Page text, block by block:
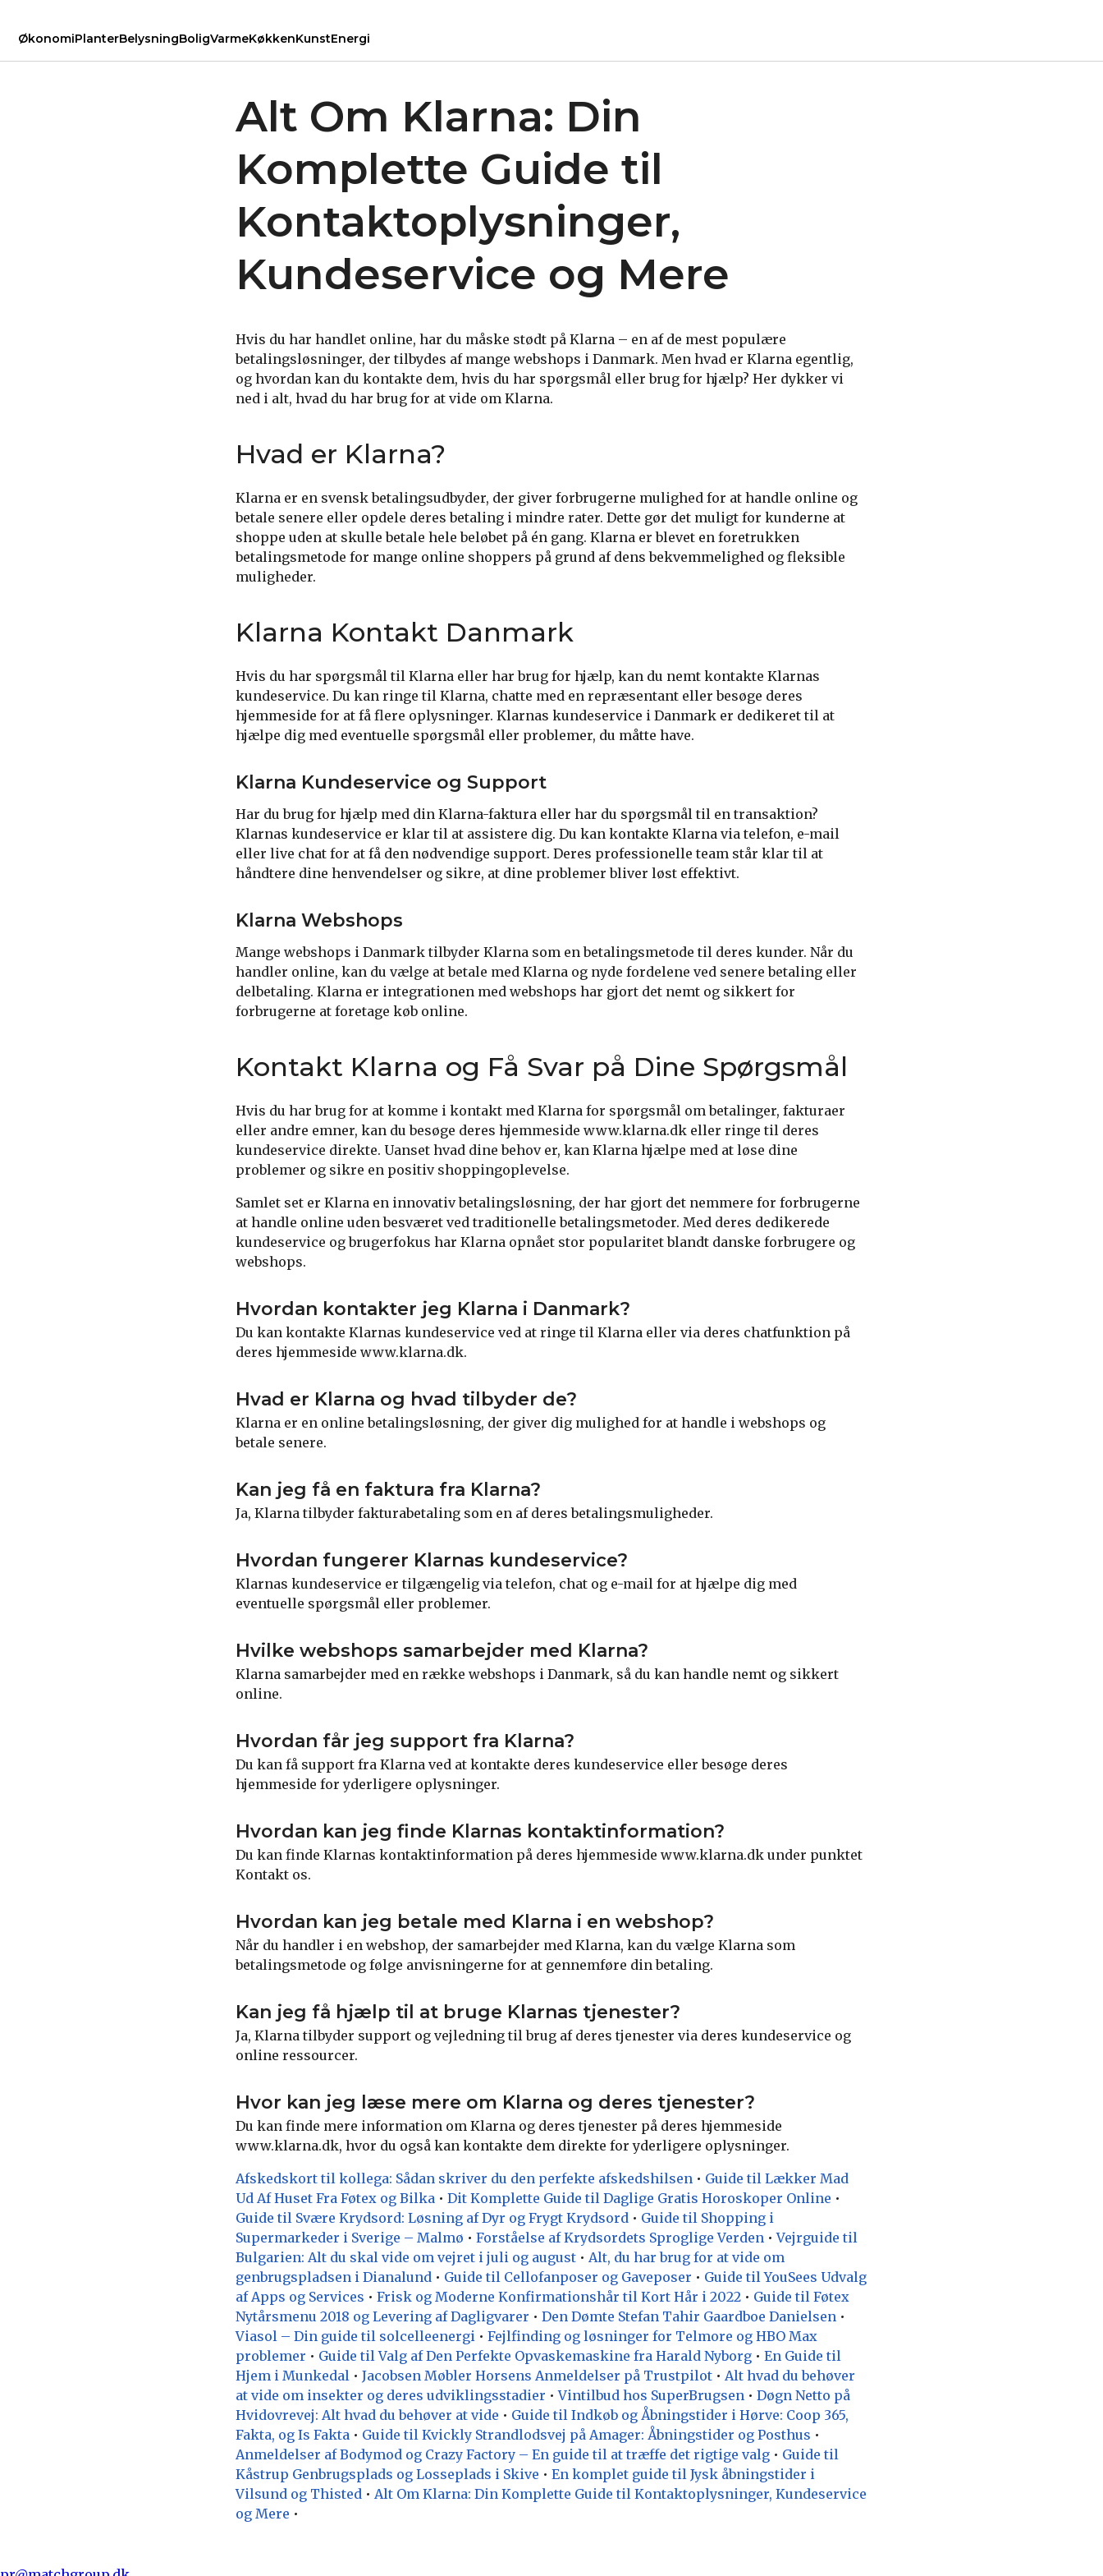
ØkonomiPlanterBelysningBoligVarmeKøkkenKunstEnergi
Alt Om Klarna: Din
Komplette Guide til
Kontaktoplysninger,
Kundeservice og Mere
Hvis du har handlet online, har du måske stødt på Klarna – en af de mest populære
betalingsløsninger, der tilbydes af mange webshops i Danmark. Men hvad er Klarna egentlig,
og hvordan kan du kontakte dem, hvis du har spørgsmål eller brug for hjælp? Her dykker vi
ned i alt, hvad du har brug for at vide om Klarna.
Hvad er Klarna?
Klarna er en svensk betalingsudbyder, der giver forbrugerne mulighed for at handle online og
betale senere eller opdele deres betaling i mindre rater. Dette gør det muligt for kunderne at
shoppe uden at skulle betale hele beløbet på én gang. Klarna er blevet en foretrukken
betalingsmetode for mange online shoppers på grund af dens bekvemmelighed og fleksible
muligheder.
Klarna Kontakt Danmark
Hvis du har spørgsmål til Klarna eller har brug for hjælp, kan du nemt kontakte Klarnas
kundeservice. Du kan ringe til Klarna, chatte med en repræsentant eller besøge deres
hjemmeside for at få flere oplysninger. Klarnas kundeservice i Danmark er dedikeret til at
hjælpe dig med eventuelle spørgsmål eller problemer, du måtte have.
Klarna Kundeservice og Support
Har du brug for hjælp med din Klarna-faktura eller har du spørgsmål til en transaktion?
Klarnas kundeservice er klar til at assistere dig. Du kan kontakte Klarna via telefon, e-mail
eller live chat for at få den nødvendige support. Deres professionelle team står klar til at
håndtere dine henvendelser og sikre, at dine problemer bliver løst effektivt.
Klarna Webshops
Mange webshops i Danmark tilbyder Klarna som en betalingsmetode til deres kunder. Når du
handler online, kan du vælge at betale med Klarna og nyde fordelene ved senere betaling eller
delbetaling. Klarna er integrationen med webshops har gjort det nemt og sikkert for
forbrugerne at foretage køb online.
Kontakt Klarna og Få Svar på Dine Spørgsmål
Hvis du har brug for at komme i kontakt med Klarna for spørgsmål om betalinger, fakturaer
eller andre emner, kan du besøge deres hjemmeside www.klarna.dk eller ringe til deres
kundeservice direkte. Uanset hvad dine behov er, kan Klarna hjælpe med at løse dine
problemer og sikre en positiv shoppingoplevelse.
Samlet set er Klarna en innovativ betalingsløsning, der har gjort det nemmere for forbrugerne
at handle online uden besværet ved traditionelle betalingsmetoder. Med deres dedikerede
kundeservice og brugerfokus har Klarna opnået stor popularitet blandt danske forbrugere og
webshops.
Hvordan kontakter jeg Klarna i Danmark?
Du kan kontakte Klarnas kundeservice ved at ringe til Klarna eller via deres chatfunktion på
deres hjemmeside www.klarna.dk.
Hvad er Klarna og hvad tilbyder de?
Klarna er en online betalingsløsning, der giver dig mulighed for at handle i webshops og
betale senere.
Kan jeg få en faktura fra Klarna?
Ja, Klarna tilbyder fakturabetaling som en af deres betalingsmuligheder.
Hvordan fungerer Klarnas kundeservice?
Klarnas kundeservice er tilgængelig via telefon, chat og e-mail for at hjælpe dig med
eventuelle spørgsmål eller problemer.
Hvilke webshops samarbejder med Klarna?
Klarna samarbejder med en række webshops i Danmark, så du kan handle nemt og sikkert
online.
Hvordan får jeg support fra Klarna?
Du kan få support fra Klarna ved at kontakte deres kundeservice eller besøge deres
hjemmeside for yderligere oplysninger.
Hvordan kan jeg finde Klarnas kontaktinformation?
Du kan finde Klarnas kontaktinformation på deres hjemmeside www.klarna.dk under punktet
Kontakt os.
Hvordan kan jeg betale med Klarna i en webshop?
Når du handler i en webshop, der samarbejder med Klarna, kan du vælge Klarna som
betalingsmetode og følge anvisningerne for at gennemføre din betaling.
Kan jeg få hjælp til at bruge Klarnas tjenester?
Ja, Klarna tilbyder support og vejledning til brug af deres tjenester via deres kundeservice og
online ressourcer.
Hvor kan jeg læse mere om Klarna og deres tjenester?
Du kan finde mere information om Klarna og deres tjenester på deres hjemmeside
www.klarna.dk, hvor du også kan kontakte dem direkte for yderligere oplysninger.
Afskedskort til kollega: Sådan skriver du den perfekte afskedshilsen • Guide til Lækker Mad
Ud Af Huset Fra Føtex og Bilka • Dit Komplette Guide til Daglige Gratis Horoskoper Online •
Guide til Svære Krydsord: Løsning af Dyr og Frygt Krydsord • Guide til Shopping i
Supermarkeder i Sverige – Malmø • Forståelse af Krydsordets Sproglige Verden •Vejrguide til
Bulgarien: Alt du skal vide om vejret i juli og august • Alt, du har brug for at vide om
genbrugspladsen i Dianalund • Guide til Cellofanposer og Gaveposer • Guide til YouSees Udvalg
af Apps og Services • Frisk og Moderne Konfirmationshår til Kort Hår i 2022 • Guide til Føtex
Nytårsmenu 2018 og Levering af Dagligvarer • Den Dømte Stefan Tahir Gaardboe Danielsen •
Viasol – Din guide til solcelleenergi • Fejlfinding og løsninger for Telmore og HBO Max
problemer • Guide til Valg af Den Perfekte Opvaskemaskine fra Harald Nyborg • En Guide til
Hjem i Munkedal • Jacobsen Møbler Horsens Anmeldelser på Trustpilot • Alt hvad du behøver
at vide om insekter og deres udviklingsstadier •Vintilbud hos SuperBrugsen • Døgn Netto på
Hvidovrevej: Alt hvad du behøver at vide • Guide til Indkøb og Åbningstider i Hørve: Coop 365,
Fakta, og Is Fakta • Guide til Kvickly Strandlodsvej på Amager: Åbningstider og Posthus •
Anmeldelser af Bodymod og Crazy Factory – En guide til at træffe det rigtige valg • Guide til
Kåstrup Genbrugsplads og Losseplads i Skive • En komplet guide til Jysk åbningstider i
Vilsund og Thisted • Alt Om Klarna: Din Komplette Guide til Kontaktoplysninger, Kundeservice
og Mere •